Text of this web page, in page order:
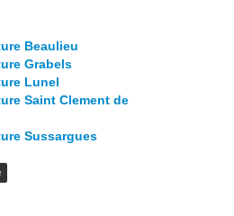
Beaulieu
Grabels
Lunel
Saint Clement de
Sussargues